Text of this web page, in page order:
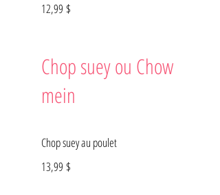
12,99 $
Chop suey ou Chow
mein
Chop suey au poulet
13,99 $